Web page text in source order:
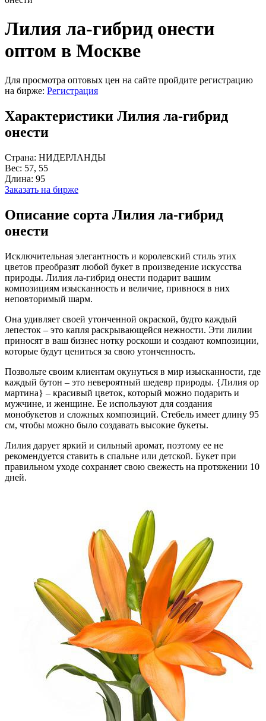
Лилия ла-гибрид онести
оптом в Москве
Для просмотра оптовых цен на сайте пройдите регистрацию
на бирже: Регистрация
Характеристики Лилия ла-гибрид
онести
Страна: НИДЕРЛАНДЫ
Вес: 57, 55
Длина: 95
Заказать на бирже
Описание сорта Лилия ла-гибрид
онести
Исключительная элегантность и королевский стиль этих
цветов преобразят любой букет в произведение искусства
природы. Лилия ла-гибрид онести подарит вашим
композициям изысканность и величие, привнося в них
неповторимый шарм.
Она удивляет своей утонченной окраской, будто каждый
лепесток – это капля раскрывающейся нежности. Эти лилии
приносят в ваш бизнес нотку роскоши и создают композиции,
которые будут цениться за свою утонченность.
Позвольте своим клиентам окунуться в мир изысканности, где
каждый бутон – это невероятный шедевр природы. {Лилия ор
мартина} – красивый цветок, который можно подарить и
мужчине, и женщине. Ее используют для создания
монобукетов и сложных композиций. Стебель имеет длину 95
см, чтобы можно было создавать высокие букеты.
Лилия дарует яркий и сильный аромат, поэтому ее не
рекомендуется ставить в спальне или детской. Букет при
правильном уходе сохраняет свою свежесть на протяжении 10
дней.